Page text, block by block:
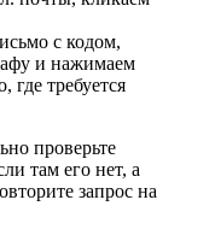
с кодом,
и нажимаем
где требуется
проверьте
там его нет, а
запрос на